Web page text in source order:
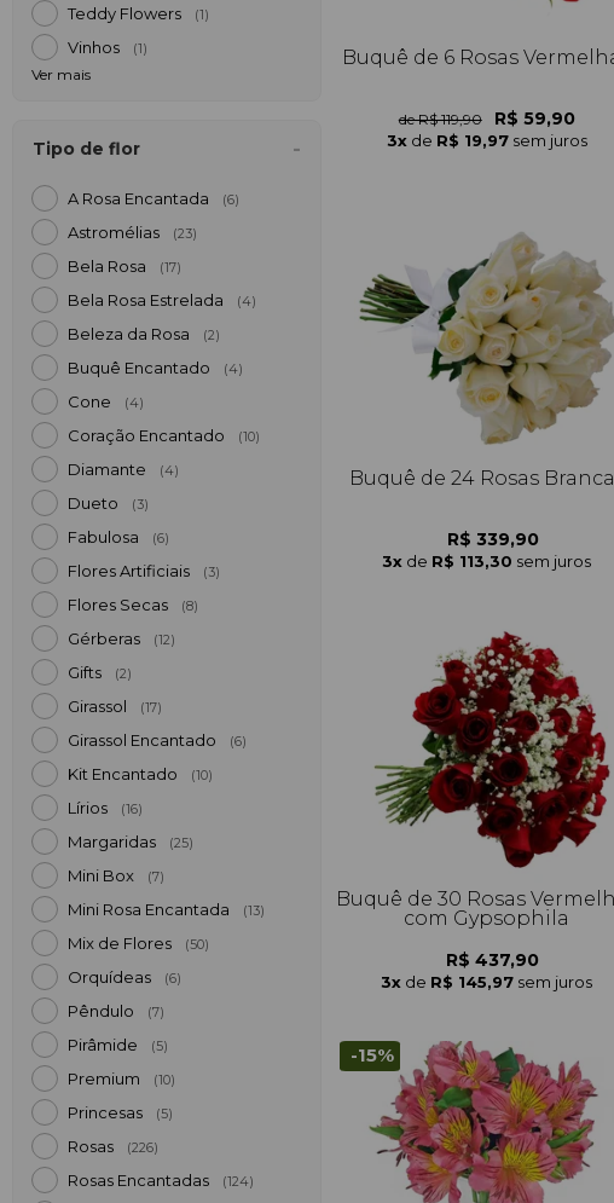
Teddy Flowers (1)
Vinhos (1)
Ver mais
Tipo de flor
A Rosa Encantada (6)
Astromélias (23)
Bela Rosa (17)
Bela Rosa Estrelada (4)
Beleza da Rosa (2)
Buquê Encantado (4)
Cone (4)
Coração Encantado (10)
Diamante (4)
Dueto (3)
Fabulosa (6)
Flores Artificiais (3)
Flores Secas (8)
Gérberas (12)
Gifts (2)
Girassol (17)
Girassol Encantado (6)
Kit Encantado (10)
Lírios (16)
Margaridas (25)
Mini Box (7)
Mini Rosa Encantada (13)
Mix de Flores (50)
Orquídeas (6)
Pêndulo (7)
Pirâmide (5)
Premium (10)
Princesas (5)
Rosas (226)
Rosas Encantadas (124)
Buquê de 6 Rosas
de R$ 119,90 R$ 59,90
3x de R$ 19,97 sem juros
Buquê de 24 Rosas
R$ 339,90
3x de R$ 113,30 sem juros
Buquê de 30 Rosas
com Gypsophila
R$ 437,90
3x de R$ 145,97 sem juros
-15%